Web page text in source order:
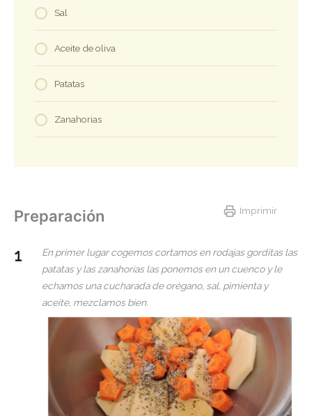
Sal
Aceite de oliva
Patatas
Zanahorias
Imprimir
Preparación
En primer lugar cogemos cortamos en rodajas gorditas las
patatas y las zanahorias las ponemos en un cuenco y le
echamos una cucharada de orégano, sal, pimienta y
aceite, mezclamos bien.